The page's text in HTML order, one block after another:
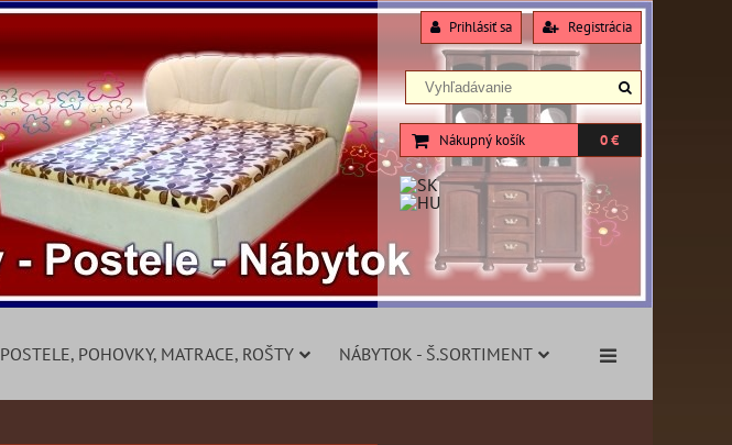
Prihlásiť sa Registrácia
Nákupný košík 0 €
POSTELE, POHOVKY, MATRACE, ROŠTY NÁBYTOK - Š.SORTIMENT